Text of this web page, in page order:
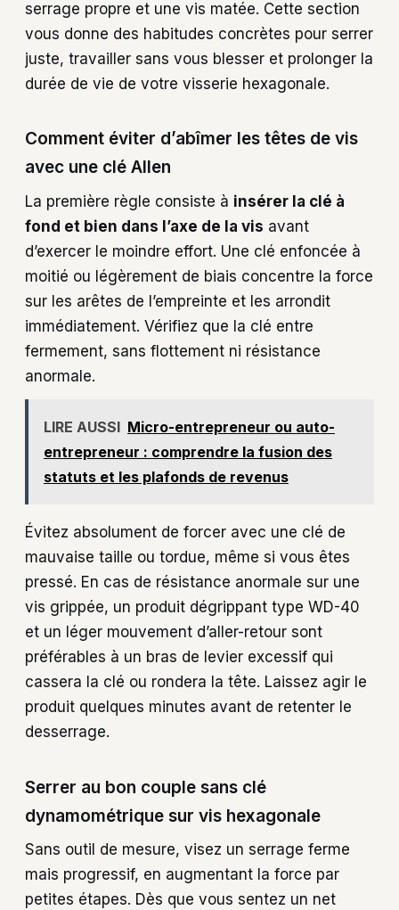
serrage propre et une vis matée. Cette section
vous donne des habitudes concrètes pour serrer
juste, travailler sans vous blesser et prolonger la
durée de vie de votre visserie hexagonale.
Comment éviter d’abîmer les têtes de vis
avec une clé Allen
La première règle consiste à insérer la clé à
fond et bien dans l’axe de la vis avant
d’exercer le moindre effort. Une clé enfoncée à
moitié ou légèrement de biais concentre la force
sur les arêtes de l’empreinte et les arrondit
immédiatement. Vérifiez que la clé entre
fermement, sans flottement ni résistance
anormale.
LIRE AUSSI Micro-entrepreneur ou auto-
entrepreneur : comprendre la fusion des
statuts et les plafonds de revenus
Évitez absolument de forcer avec une clé de
mauvaise taille ou tordue, même si vous êtes
pressé. En cas de résistance anormale sur une
vis grippée, un produit dégrippant type WD-40
et un léger mouvement d’aller-retour sont
préférables à un bras de levier excessif qui
cassera la clé ou rondera la tête. Laissez agir le
produit quelques minutes avant de retenter le
desserrage.
Serrer au bon couple sans clé
dynamométrique sur vis hexagonale
Sans outil de mesure, visez un serrage ferme
mais progressif, en augmentant la force par
petites étapes. Dès que vous sentez un net